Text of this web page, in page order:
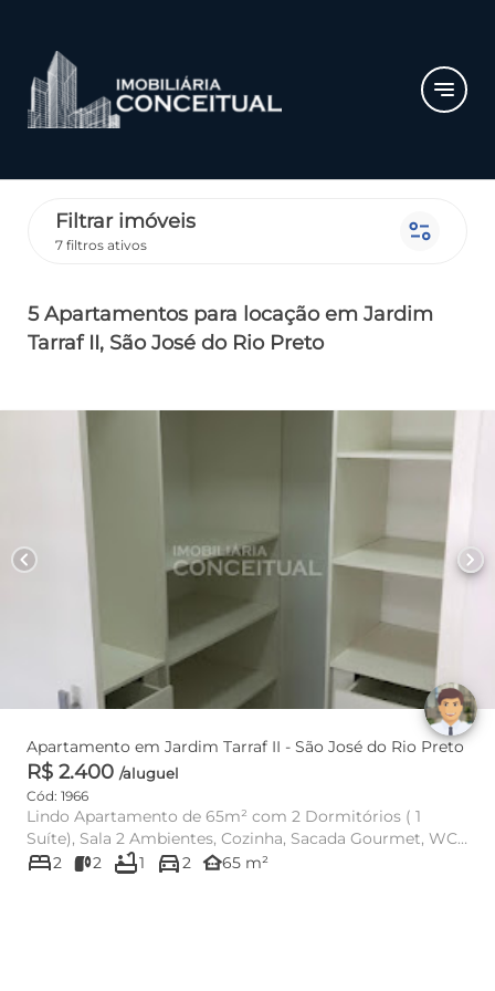
notes
Filtrar imóveis
7 filtros ativos page_info
5 Apartamentos para locaçãoem Jardim
Tarraf II, São José do Rio Preto
chevron_left chevron_right
Apartamento em Jardim Tarraf II - São José do Rio Preto
R$ 2.400 /aluguel
Cód: 1966
Lindo Apartamento de 65m² com 2 Dormitórios ( 1
Suíte), Sala 2 Ambientes, Cozinha, Sacada Gourmet, WC
Social , Área d...
bed2 2 bathtub1 directions_car2 other_houses65 m²